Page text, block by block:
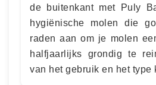
de buitenkant met Puly
hygiënische molen die
raden aan om je molen
halfjaarlijks grondig te
van het gebruik en het type